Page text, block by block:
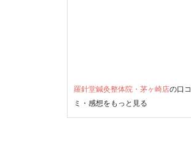
羅針堂鍼灸整体院・茅ヶ崎店の口コ
ミ・感想をもっと見る